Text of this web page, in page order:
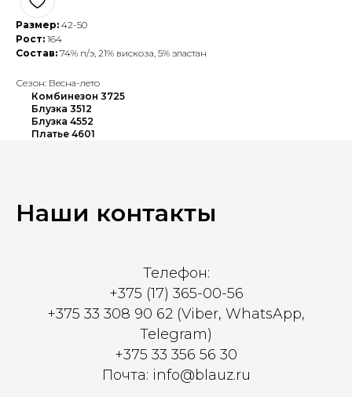
Размер: 42-50
Рост: 164
Состав: 74% п/э, 21% вискоза, 5% эластан
Сезон: Весна-лето
Комбинезон 3725
Блузка 3512
Блузка 4552
Платье 4601
Наши контакты
Телефон:
+375 (17) 365-00-56
+375 33 308 90 62 (Viber, WhatsApp,
Telegram)
+375 33 356 56 30
Почта: info@blauz.ru